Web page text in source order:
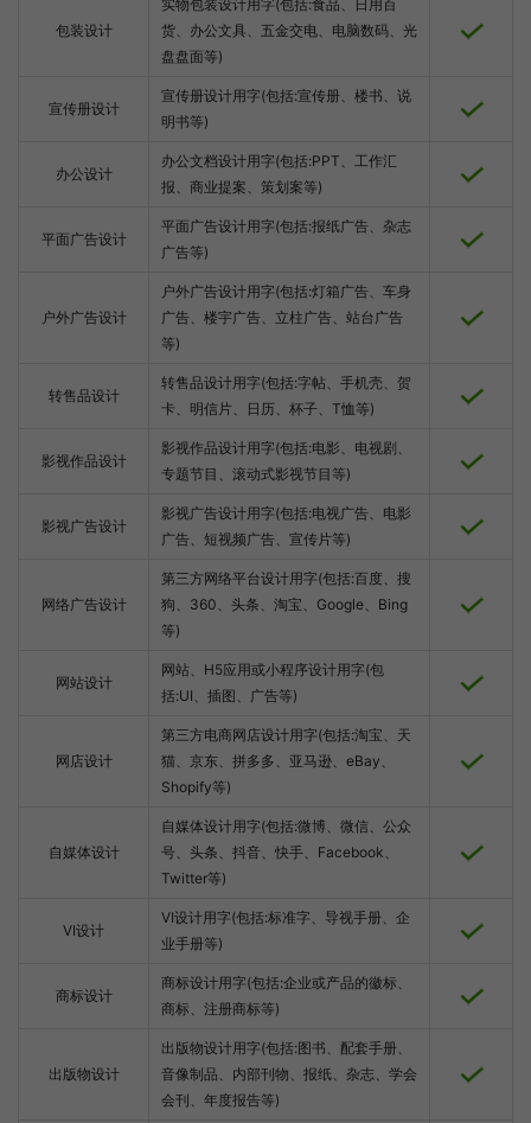
包装设计
实物包装设计用字(包括:食品、日用百
货、办公文具、五金交电、电脑数码、光
盘盘面等)
宣传册设计
宣传册设计用字(包括:宣传册、楼书、说
明书等)
办公设计
办公文档设计用字(包括:PPT、工作汇
报、商业提案、策划案等)
平面广告设计
平面广告设计用字(包括:报纸广告、杂志
广告等)
户外广告设计
户外广告设计用字(包括:灯箱广告、车身
广告、楼宇广告、立柱广告、站台广告
等)
转售品设计
转售品设计用字(包括:字帖、手机壳、贺
卡、明信片、日历、杯子、T恤等)
影视作品设计
影视作品设计用字(包括:电影、电视剧、
专题节目、滚动式影视节目等)
影视广告设计
影视广告设计用字(包括:电视广告、电影
广告、短视频广告、宣传片等)
网络广告设计
第三方网络平台设计用字(包括:百度、搜
狗、360、头条、淘宝、Google、Bing
等)
网站设计
网站、H5应用或小程序设计用字(包
括:UI、插图、广告等)
网店设计
第三方电商网店设计用字(包括:淘宝、天
猫、京东、拼多多、亚马逊、eBay、
Shopify等)
自媒体设计
自媒体设计用字(包括:微博、微信、公众
号、头条、抖音、快手、Facebook、
Twitter等)
VI设计
VI设计用字(包括:标准字、导视手册、企
业手册等)
商标设计
商标设计用字(包括:企业或产品的徽标、
商标、注册商标等)
出版物设计
出版物设计用字(包括:图书、配套手册、
音像制品、内部刊物、报纸、杂志、学会
会刊、年度报告等)